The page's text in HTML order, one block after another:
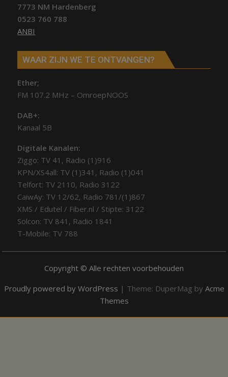
7773 NM Hardenberg
0523 760 788
ANBI
WAAR ZIJN WE TE ONTVANGEN?
Ether;
FM 107.2 MHz – OmroepNOOS
DAB+:
Kanaal 5B
Digitale Kanalen:
Ziggo: TV 41, Radio (1)916
KPN/XS4all: TV (1)341, Radio (1)041
Telfort: TV 2110, Radio 3122
CaiwAy: TV 12/62, Radio 781/(1)867
XMS / Edutel / Fiber.nl / Stipte: 3122
Solcon: TV 841, Radio 1841
T-Mobile: TV 788
Copyright © Alle rechten voorbehouden
Proudly powered by WordPress | Theme: DuperMag by Acme
Themes